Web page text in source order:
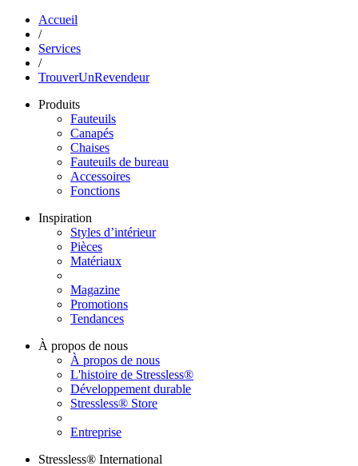
Accueil
/
Services
/
TrouverUnRevendeur
Produits
Fauteuils
Canapés
Chaises
Fauteuils de bureau
Accessoires
Fonctions
Inspiration
Styles d’intérieur
Pièces
Matériaux
Magazine
Promotions
Tendances
À propos de nous
À propos de nous
L'histoire de Stressless®
Développement durable
Stressless® Store
Entreprise
Stressless® International